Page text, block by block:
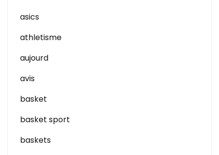
asics
athletisme
aujourd
avis
basket
basket sport
baskets